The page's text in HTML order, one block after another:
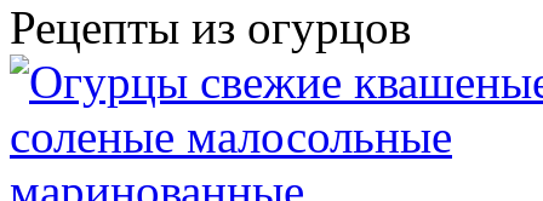
Рецепты из огурцов